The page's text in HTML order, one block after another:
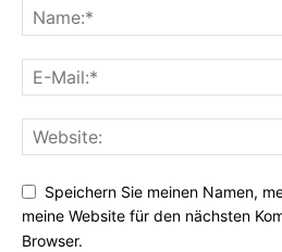
Speichern Sie meinen Namen,
meine Website für den nächsten
Browser.